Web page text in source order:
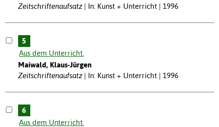
Zeitschriftenaufsatz
In: Kunst + Unterricht | 1996
5
Aus dem Unterricht.
Maiwald, Klaus-Jürgen
Zeitschriftenaufsatz
In: Kunst + Unterricht | 1996
6
Aus dem Unterricht.